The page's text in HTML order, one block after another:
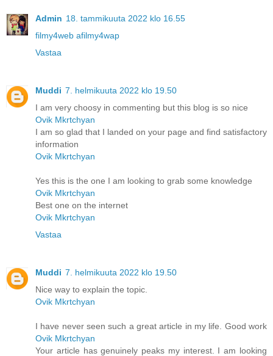
Admin 18. tammikuuta 2022 klo 16.55
filmy4web afilmy4wap
Vastaa
Muddi 7. helmikuuta 2022 klo 19.50
I am very choosy in commenting but this blog is so nice
Ovik Mkrtchyan
I am so glad that I landed on your page and find satisfactory
information
Ovik Mkrtchyan
Yes this is the one I am looking to grab some knowledge
Ovik Mkrtchyan
Best one on the internet
Ovik Mkrtchyan
Vastaa
Muddi 7. helmikuuta 2022 klo 19.50
Nice way to explain the topic.
Ovik Mkrtchyan
I have never seen such a great article in my life. Good work
Ovik Mkrtchyan
Your article has genuinely peaks my interest. I am looking